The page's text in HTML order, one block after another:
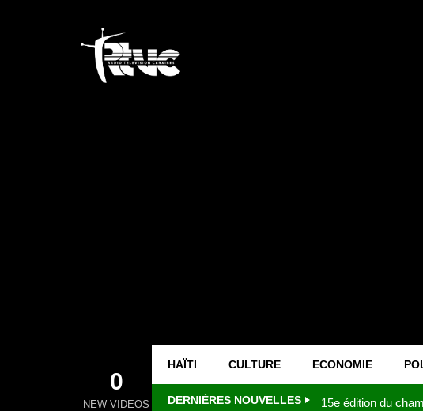
0
NEW VIDEOS
HAÏTI CULTURE ECONOMIE
DERNIÈRES NOUVELLES